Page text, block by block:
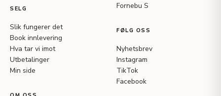
SELG
Slik fungerer det
Book innlevering
Hva tar vi imot
Utbetalinger
Min side
Fornebu S
FØLG OSS
Nyhetsbrev
Instagram
TikTok
Facebook